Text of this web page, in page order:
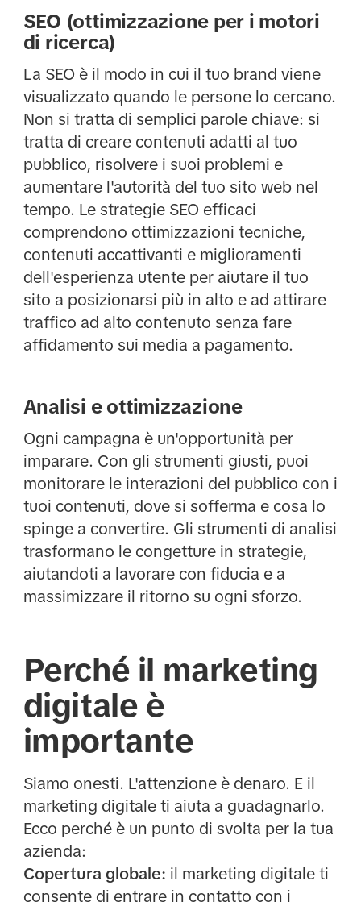
SEO (ottimizzazione per i motori
di ricerca)
La SEO è il modo in cui il tuo brand viene
visualizzato quando le persone lo cercano.
Non si tratta di semplici parole chiave: si
tratta di creare contenuti adatti al tuo
pubblico, risolvere i suoi problemi e
aumentare l'autorità del tuo sito web nel
tempo. Le strategie SEO efficaci
comprendono ottimizzazioni tecniche,
contenuti accattivanti e miglioramenti
dell'esperienza utente per aiutare il tuo
sito a posizionarsi più in alto e ad attirare
traffico ad alto contenuto senza fare
affidamento sui media a pagamento.
Analisi e ottimizzazione
Ogni campagna è un'opportunità per
imparare. Con gli strumenti giusti, puoi
monitorare le interazioni del pubblico con i
tuoi contenuti, dove si sofferma e cosa lo
spinge a convertire. Gli strumenti di analisi
trasformano le congetture in strategie,
aiutandoti a lavorare con fiducia e a
massimizzare il ritorno su ogni sforzo.
Perché il marketing
digitale è
importante
Siamo onesti. L'attenzione è denaro. E il
marketing digitale ti aiuta a guadagnarlo.
Ecco perché è un punto di svolta per la tua
azienda:
Copertura globale: il marketing digitale ti
consente di entrare in contatto con i